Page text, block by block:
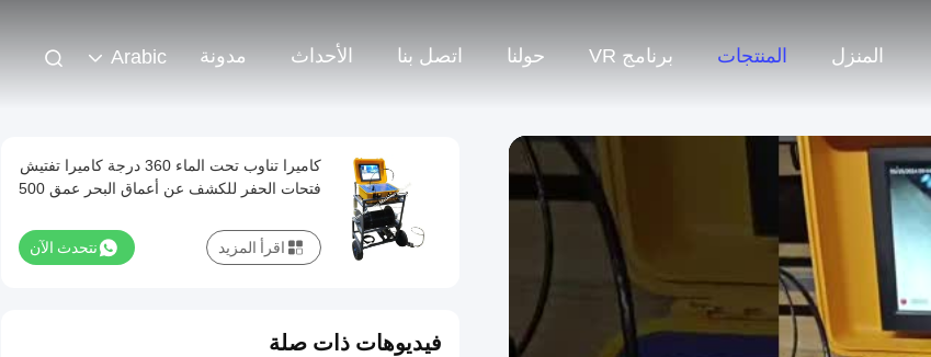
المنزل المنتجات برنامج VR حولنا اتصل بنا الأحداث مدونة Arabic
كاميرا تناوب تحت الماء 360 درجة كاميرا تفتيش
فتحات الحفر للكشف عن أعماق البحر عمق 500
نتحدث الآن اقرأ المزيد
فيديوهات ذات صلة